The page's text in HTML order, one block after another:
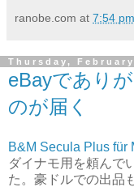
ranobe.com at 7:54 pm
Thursday,
eBayであり
のが届く
B&M Secula Plus für
ダイナモ用を頼んで
た。豪ドルでの出品